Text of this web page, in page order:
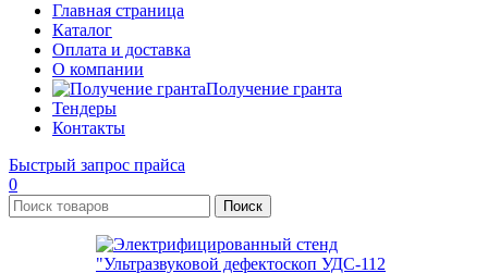
Главная страница
Каталог
Оплата и доставка
О компании
Получение гранта
Тендеры
Контакты
Быстрый запрос прайса
0
Поиск